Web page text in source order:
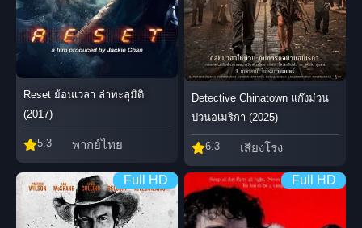
Reset ย้อนเวลา ล่าทะลุมิติ
(2017)
5.3 พากย์ไทย
Detective Chinatown แก๊งม่วน
ป่วนอเมริกา (2025)
6.3 เสียงโรง
Full HD Full HD